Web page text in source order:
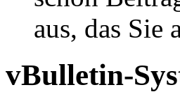
aus, das Sie
vBulletin-